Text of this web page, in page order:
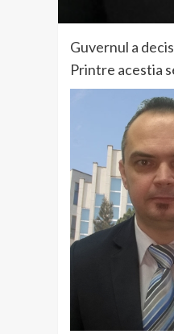
Guvernul a
Printre acestia